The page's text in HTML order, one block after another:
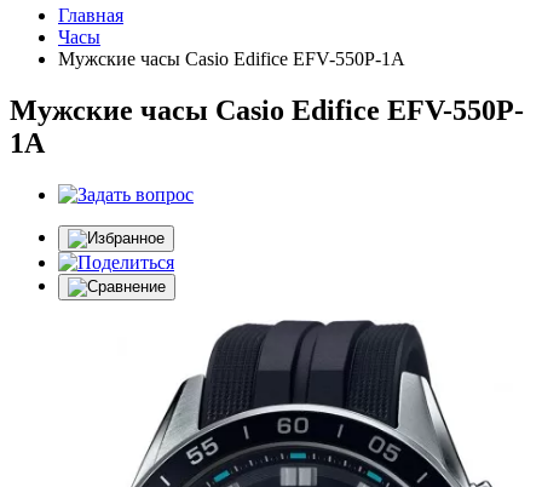
Главная
Часы
Мужские часы Casio Edifice EFV-550P-1A
Мужские часы Casio Edifice EFV-550P-
1A